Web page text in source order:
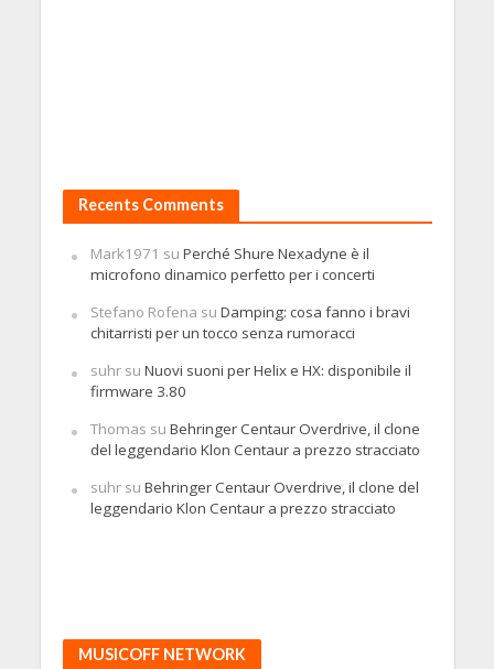
Recents Comments
Mark1971 su Perché Shure Nexadyne è il
microfono dinamico perfetto per i concerti
Stefano Rofena su Damping: cosa fanno i bravi
chitarristi per un tocco senza rumoracci
suhrsu Nuovi suoni per Helix e HX: disponibile il
firmware 3.80
Thomas su Behringer Centaur Overdrive, il clone
del leggendario Klon Centaur a prezzo stracciato
suhrsu Behringer Centaur Overdrive, il clone del
leggendario Klon Centaur a prezzo stracciato
MUSICOFF NETWORK